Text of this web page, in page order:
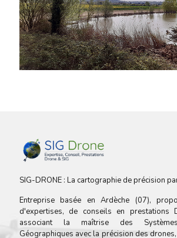
SIG-DRONE : La cartographie de précision
Entreprise basée en Ardèche (07),
d'expertises, de conseils en prestations
associant la maîtrise des
Géographiques avec la précision des